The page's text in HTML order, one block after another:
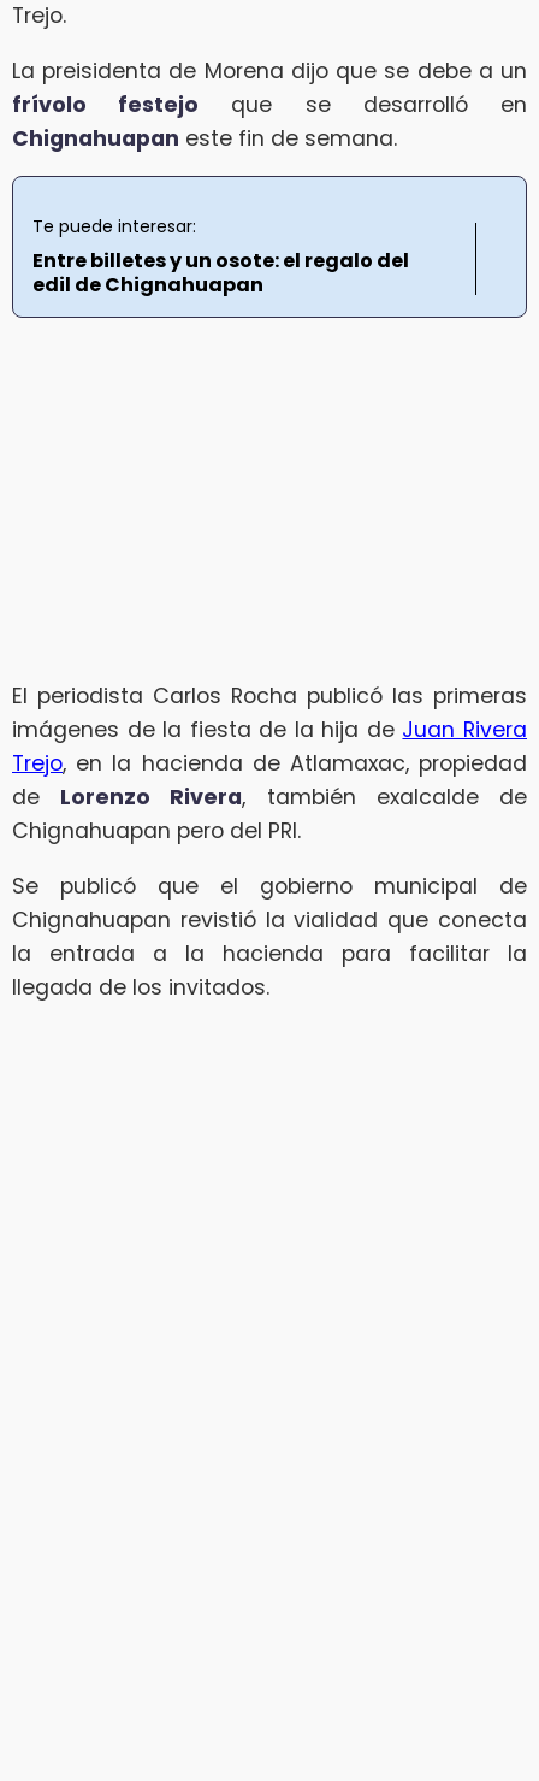
Trejo.
La preisidenta de Morena dijo que se debe a un
frívolo festejo que se desarrolló en
Chignahuapan este fin de semana.
Te puede interesar:
Entre billetes y un osote: el regalo del
edil de Chignahuapan
El periodista Carlos Rocha publicó las primeras
imágenes de la fiesta de la hija de Juan Rivera
Trejo, en la hacienda de Atlamaxac, propiedad
de Lorenzo Rivera, también exalcalde de
Chignahuapan pero del PRI.
Se publicó que el gobierno municipal de
Chignahuapan revistió la vialidad que conecta
la entrada a la hacienda para facilitar la
llegada de los invitados.